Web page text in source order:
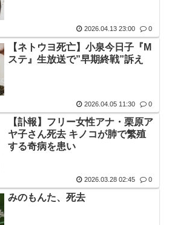
2026.04.13 23:00 0
【ネトウヨ死亡】小泉今日子『M
ステ』生放送で”早期終戦”訴え
2026.04.05 11:30 0
【訃報】フリー女性アナ・栗原ア
ヤ子さん死去 キノコが肺で繁殖
する奇病を患い
2026.03.28 02:45 0
みのもんた、死去